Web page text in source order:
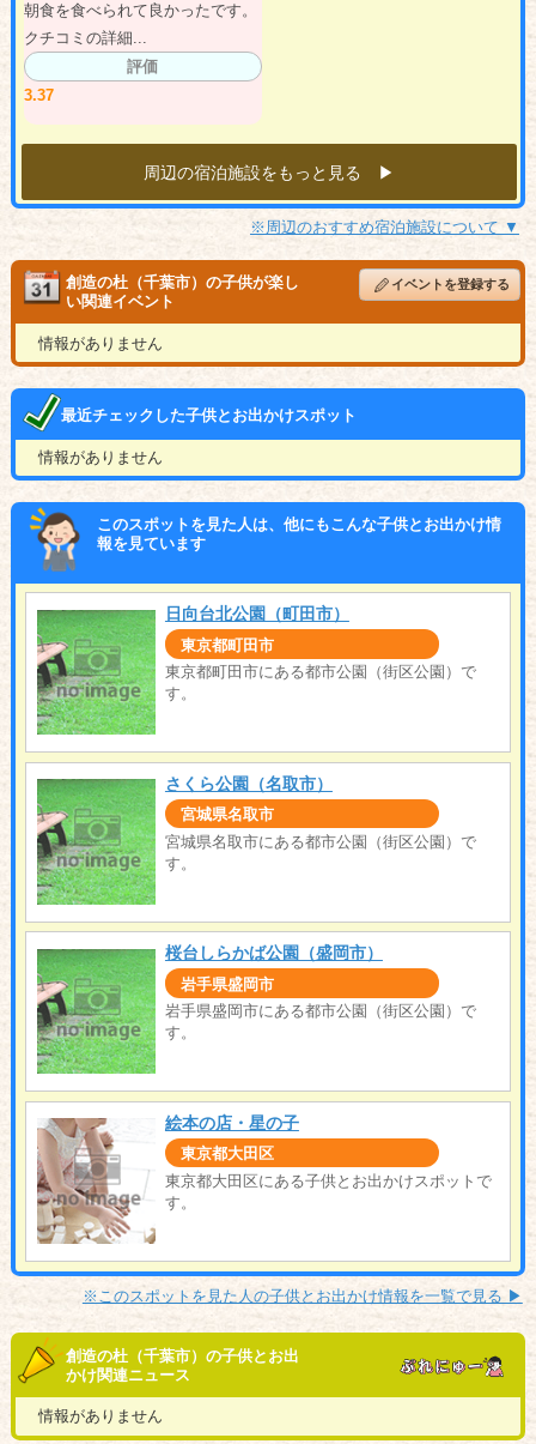
朝食を食べられて良かったです。
クチコミの詳細...
評価
3.37
周辺の宿泊施設をもっと見る ▶︎
※周辺のおすすめ宿泊施設について ▼
創造の杜（千葉市）の子供が楽し
い関連イベント
イベントを登録する
情報がありません
最近チェックした子供とお出かけスポット
情報がありません
このスポットを見た人は、他にもこんな子供とお出かけ情
報を見ています
日向台北公園（町田市）
東京都町田市
東京都町田市にある都市公園（街区公園）で
す。
さくら公園（名取市）
宮城県名取市
宮城県名取市にある都市公園（街区公園）で
す。
桜台しらかば公園（盛岡市）
岩手県盛岡市
岩手県盛岡市にある都市公園（街区公園）で
す。
絵本の店・星の子
東京都大田区
東京都大田区にある子供とお出かけスポットで
す。
※このスポットを見た人の子供とお出かけ情報を一覧で見る ▶︎
創造の杜（千葉市）の子供とお出
かけ関連ニュース
情報がありません